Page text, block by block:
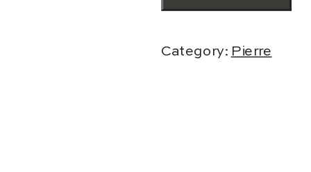
QUANTITY
Category: Pierre